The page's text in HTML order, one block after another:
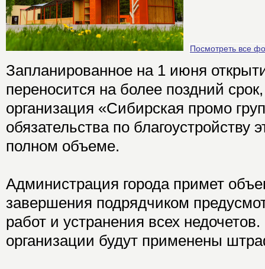
Посмотреть все
Запланированное на 1 июня
переносится на более поздний
организация «Сибирская промо
обязательства по благоустройству
полном объеме.
Администрация города примет
завершения подрядчиком
работ и устранения всех
организации будут применены